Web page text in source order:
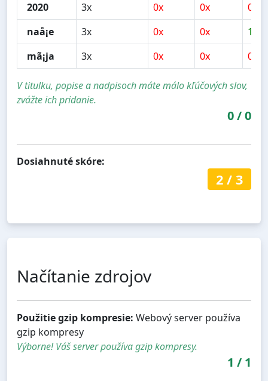
2020
3x 0x 0x
0x
naå¡e
3x 0x 0x
1x
mã¡ja
3x 0x 0x 0x
V titulku, popise a nadpisoch máte málo kľúčových slov,
zvážte ich pridanie.
0/0
Dosiahnuté skóre:
2/ 3
Načítanie zdrojov
Použitie gzip kompresie: Webový server používa
gzip kompresy
Výborne! Váš server používa gzip kompresy.
1 / 1